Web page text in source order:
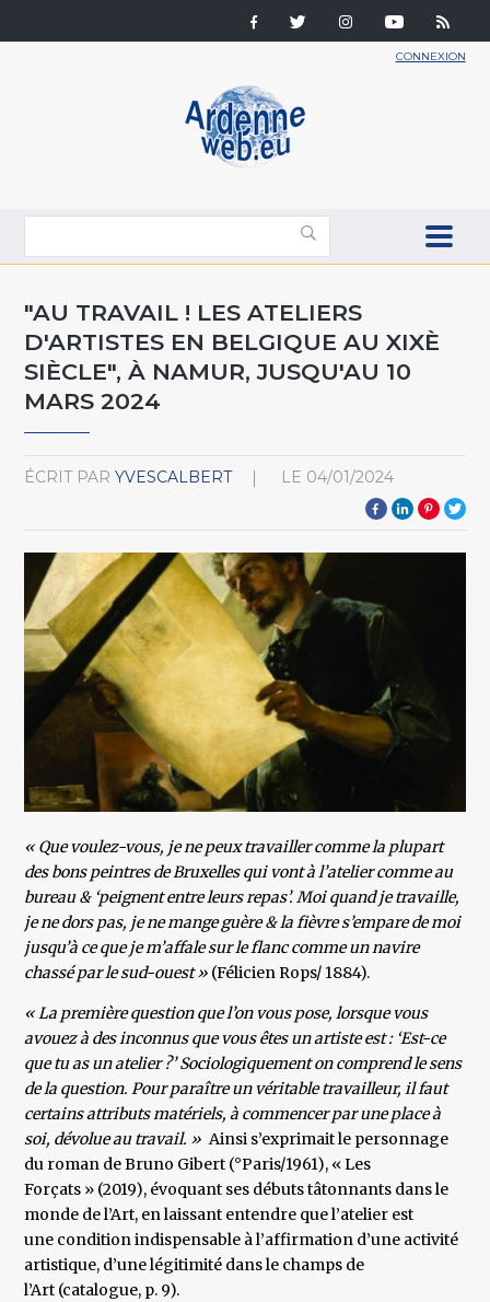
CONNEXION
"AU TRAVAIL ! LES ATELIERS
D'ARTISTES EN BELGIQUE AU XIXÈ
SIÈCLE", À NAMUR, JUSQU'AU 10
MARS 2024
ÉCRIT PAR YVESCALBERT LE 04/01/2024
« Que voulez-vous, je ne peux travailler comme la plupart
des bons peintres de Bruxelles qui vont à l’atelier comme au
bureau & ‘peignent entre leurs repas’. Moi quand je travaille,
je ne dors pas, je ne mange guère & la fièvre s’empare de moi
jusqu’à ce que je m’affale sur le flanc comme un navire
chassé par le sud-ouest » (Félicien Rops/ 1884).
« La première question que l’on vous pose, lorsque vous
avouez à des inconnus que vous êtes un artiste est : ‘Est-ce
que tu as un atelier ?’ Sociologiquement on comprend le sens
de la question. Pour paraître un véritable travailleur, il faut
certains attributs matériels, à commencer par une place à
soi, dévolue au travail. » Ainsi s’exprimait le personnage
du roman de Bruno Gibert (°Paris/1961), « Les
Forçats » (2019), évoquant ses débuts tâtonnants dans le
monde de l’Art, en laissant entendre que l’atelier est
une condition indispensable à l’affirmation d’une activité
artistique, d’une légitimité dans le champs de
l’Art (catalogue, p. 9).